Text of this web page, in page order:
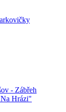
- Zábřeh
Hrázi"